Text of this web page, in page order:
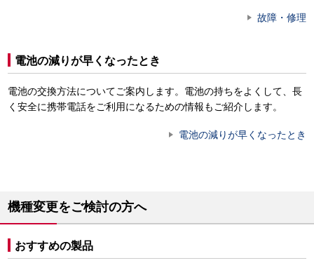
故障・修理
電池の減りが早くなったとき
電池の交換方法についてご案内します。電池の持ちをよくして、長
く安全に携帯電話をご利用になるための情報もご紹介します。
電池の減りが早くなったとき
機種変更をご検討の方へ
おすすめの製品